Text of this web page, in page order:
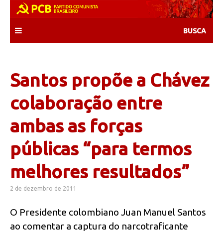
content
Santos propõe a Chávez
colaboração entre
ambas as forças
públicas “para termos
melhores resultados”
2 de dezembro de 2011
O Presidente colombiano Juan Manuel Santos
ao comentar a captura do narcotraficante